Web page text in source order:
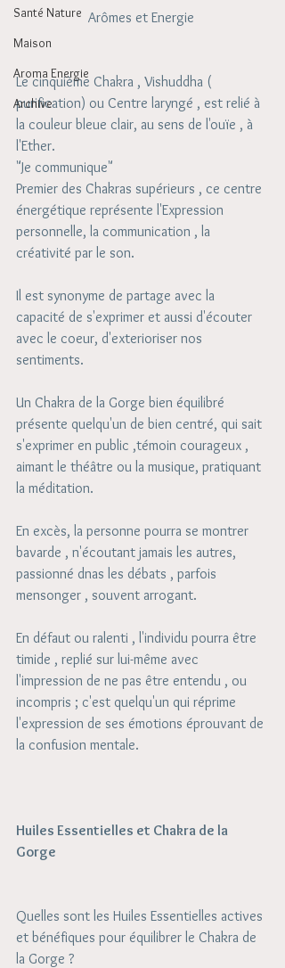
Santé Nature
Maison
Aroma Energie
Archive
Arômes et Energie
Le cinquième Chakra , Vishuddha (
purification) ou Centre laryngé , est relié à
la couleur bleue clair, au sens de l'ouïe , à
l'Ether.
"Je communique"
Premier des Chakras supérieurs , ce centre
énergétique représente l'Expression
personnelle, la communication , la
créativité par le son.
Il est synonyme de partage avec la
capacité de s'exprimer et aussi d'écouter
avec le coeur, d'exterioriser nos
sentiments.
Un Chakra de la Gorge bien équilibré
présente quelqu'un de bien centré, qui sait
s'exprimer en public ,témoin courageux ,
aimant le théâtre ou la musique, pratiquant
la méditation.
En excès, la personne pourra se montrer
bavarde , n'écoutant jamais les autres,
passionné dnas les débats , parfois
mensonger , souvent arrogant.
En défaut ou ralenti , l'individu pourra être
timide , replié sur lui-même avec
l'impression de ne pas être entendu , ou
incompris ; c'est quelqu'un qui réprime
l'expression de ses émotions éprouvant de
la confusion mentale.
Huiles Essentielles et Chakra de la
Gorge
Quelles sont les Huiles Essentielles actives
et bénéfiques pour équilibrer le Chakra de
la Gorge ?